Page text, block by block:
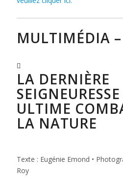
MULTIMÉDIA –
LA DERNIÈRE
ULTIME
LA NATURE
Texte : Eugénie Emond •
Roy